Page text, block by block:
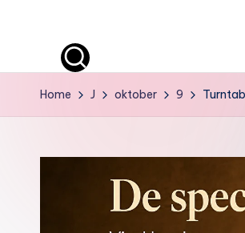
A
-
Home J oktober 9